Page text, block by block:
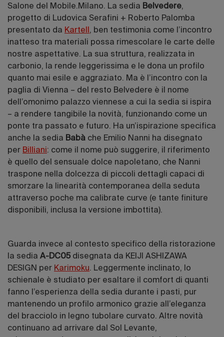
Salone del Mobile.Milano. La sedia Belvedere,
progetto di Ludovica Serafini + Roberto Palomba
presentato da Kartell , ben testimonia come l’incontro
inatteso tra materiali possa rimescolare le carte delle
nostre aspettative. La sua struttura, realizzata in
carbonio, la rende leggerissima e le dona un profilo
quanto mai esile e aggraziato. Ma è l’incontro con la
paglia di Vienna – del resto Belvedere è il nome
dell’omonimo palazzo viennese a cui la sedia si ispira
– a rendere tangibile la novità, funzionando come un
ponte tra passato e futuro. Ha un’ispirazione specifica
anche la sedia Babà che Emilio Nanni ha disegnato
per Billiani: come il nome può suggerire, il riferimento
è quello del sensuale dolce napoletano, che Nanni
traspone nella dolcezza di piccoli dettagli capaci di
smorzare la linearità contemporanea della seduta
attraverso poche ma calibrate curve (e tante finiture
disponibili, inclusa la versione imbottita).
Guarda invece al contesto specifico della ristorazione
la sedia A-DC05 disegnata da KEIJI ASHIZAWA
DESIGN per Karimoku. Leggermente inclinato, lo
schienale è studiato per esaltare il comfort di quanti
fanno l’esperienza della sedia durante i pasti, pur
mantenendo un profilo armonico grazie all’eleganza
del bracciolo in legno tubolare curvato. Altre novità
continuano ad arrivare dal Sol Levante,